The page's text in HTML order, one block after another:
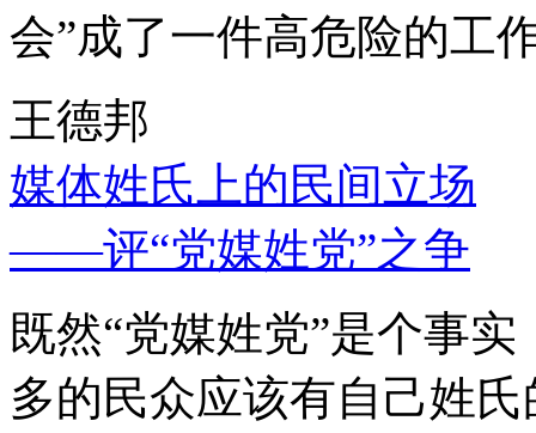
会”成了一件高危险的工
王德邦
媒体姓氏上的民间立场
——评“党媒姓党”之争
既然“党媒姓党”是个事
多的民众应该有自己姓